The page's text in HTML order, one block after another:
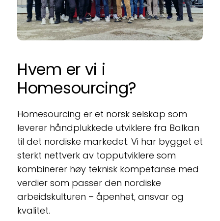
Hvem er vi i
Homesourcing?
Homesourcing er et norsk selskap som
leverer håndplukkede utviklere fra Balkan
til det nordiske markedet. Vi har bygget et
sterkt nettverk av topputviklere som
kombinerer høy teknisk kompetanse med
verdier som passer den nordiske
arbeidskulturen – åpenhet, ansvar og
kvalitet.